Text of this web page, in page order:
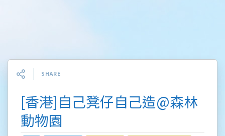
SHARE
[香港]自己凳仔自己造@森林
動物園